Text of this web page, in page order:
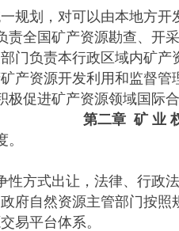
划，对可以由本地方开
国矿产资源勘查、开采
负责本行政区域内矿产
资源开发利用和监督管
促进矿产资源领域国际合
第二章 矿 业
式出让，法律、行政法
自然资源主管部门按照
平台体系。